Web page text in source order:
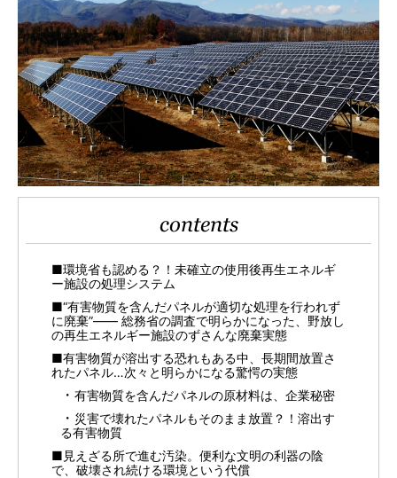
contents
■環境省も認める？！未確立の使用後再生エネルギ
ー施設の処理システム
■“有害物質を含んだパネルが適切な処理を行われず
に廃棄”―― 総務省の調査で明らかになった、野放し
の再生エネルギー施設のずさんな廃棄実態
■有害物質が溶出する恐れもある中、長期間放置さ
れたパネル…次々と明らかになる驚愕の実態
有害物質を含んだパネルの原材料は、企業秘密
災害で壊れたパネルもそのまま放置？！溶出す
る有害物質
■見えざる所で進む汚染。便利な文明の利器の陰
で、破壊され続ける環境という代償